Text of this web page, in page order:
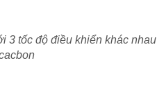
3 tốc độ điều khiển khác nhau